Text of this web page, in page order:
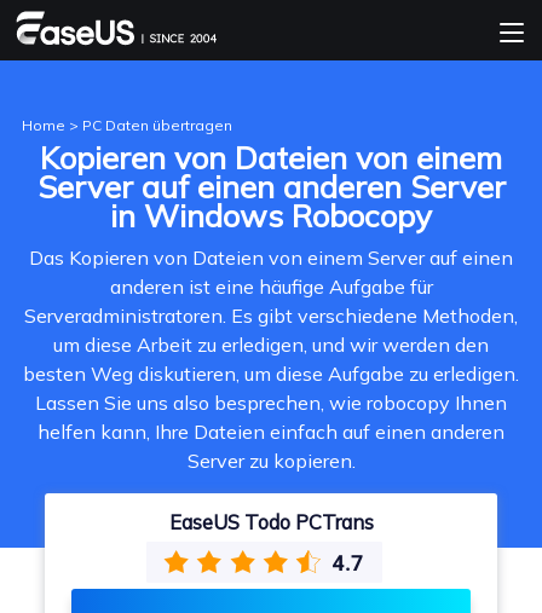
Home > PC Daten übertragen
Kopieren von Dateien von einem
Server auf einen anderen Server
in Windows Robocopy
Das Kopieren von Dateien von einem Server auf einen
anderen ist eine häufige Aufgabe für
Serveradministratoren. Es gibt verschiedene Methoden,
um diese Arbeit zu erledigen, und wir werden den
besten Weg diskutieren, um diese Aufgabe zu erledigen.
Lassen Sie uns also besprechen, wie robocopy Ihnen
helfen kann, Ihre Dateien einfach auf einen anderen
Server zu kopieren.
EaseUS Todo PCTrans